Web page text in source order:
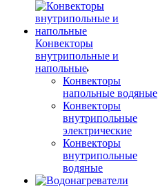
Конвекторы
внутрипольные и
напольные
Конвекторы
напольные водяные
Конвекторы
внутрипольные
электрические
Конвекторы
внутрипольные
водяные